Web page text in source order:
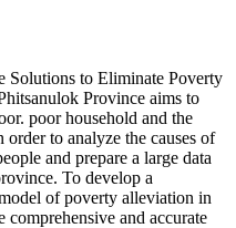
Solutions to Eliminate Poverty
Province aims to
poor household and the
to analyze the causes of
and prepare a large data
To develop a
of poverty alleviation in
and accurate